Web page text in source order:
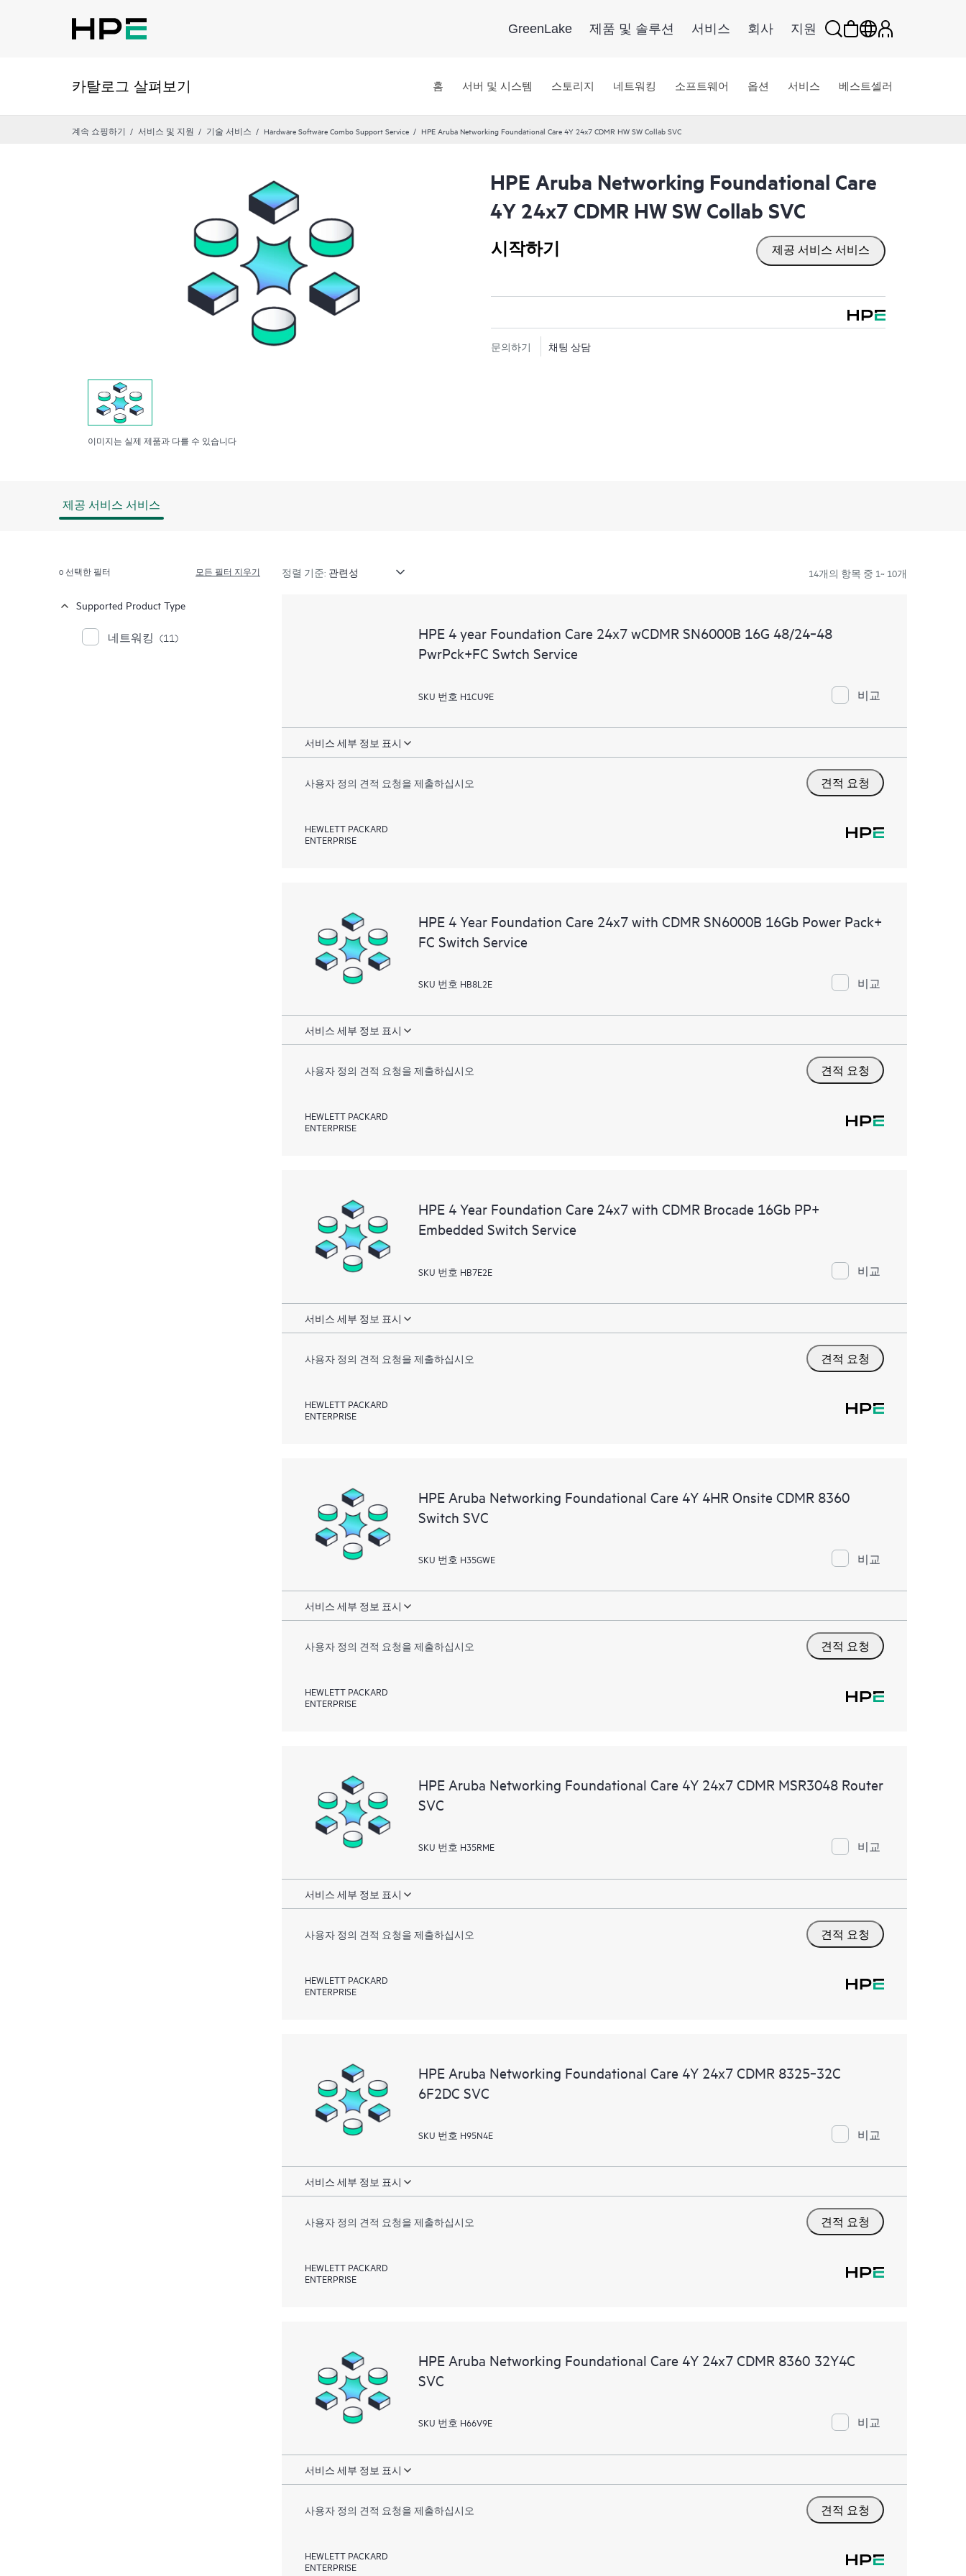
GreenLake 제품 및 솔루션 서비스 회사 지원
카탈로그 살펴보기 홈 서버 및 시스템 스토리지 네트워킹 소프트웨어 옵션 서비스 베스트셀러
계속 쇼핑하기 서비스 및 지원 기술 서비스 Hardware Software Combo Support Service HPE Aruba Networking Foundational Care 4Y 24x7 CDMR HW SW Collab SVC
이미지는 실제 제품과 다를 수 있습니다
HPE Aruba Networking Foundational Care
4Y 24x7 CDMR HW SW Collab SVC
시작하기 제공 서비스 서비스
문의하기 채팅 상담
제공 서비스 서비스
0선택한 필터 모든 필터 지우기
Supported Product Type
네트워킹 (11)
정렬 기준: 14개의 항목 중 1~ 10개
HPE 4 year Foundation Care 24x7 wCDMR SN6000B 16G 48/24‑48
PwrPck+FC Swtch Service
SKU 번호 H1CU9E 비교
서비스 세부 정보 표시
사용자 정의 견적 요청을 제출하십시오 견적 요청
HEWLETT PACKARD
ENTERPRISE
HPE 4 Year Foundation Care 24x7 with CDMR SN6000B 16Gb Power Pack+
FC Switch Service
SKU 번호 HB8L2E 비교
서비스 세부 정보 표시
사용자 정의 견적 요청을 제출하십시오 견적 요청
HEWLETT PACKARD
ENTERPRISE
HPE 4 Year Foundation Care 24x7 with CDMR Brocade 16Gb PP+
Embedded Switch Service
SKU 번호 HB7E2E 비교
서비스 세부 정보 표시
사용자 정의 견적 요청을 제출하십시오 견적 요청
HEWLETT PACKARD
ENTERPRISE
HPE Aruba Networking Foundational Care 4Y 4HR Onsite CDMR 8360
Switch SVC
SKU 번호 H35GWE 비교
서비스 세부 정보 표시
사용자 정의 견적 요청을 제출하십시오 견적 요청
HEWLETT PACKARD
ENTERPRISE
HPE Aruba Networking Foundational Care 4Y 24x7 CDMR MSR3048 Router
SVC
SKU 번호 H35RME 비교
서비스 세부 정보 표시
사용자 정의 견적 요청을 제출하십시오 견적 요청
HEWLETT PACKARD
ENTERPRISE
HPE Aruba Networking Foundational Care 4Y 24x7 CDMR 8325‑32C
6F2DC SVC
SKU 번호 H95N4E 비교
서비스 세부 정보 표시
사용자 정의 견적 요청을 제출하십시오 견적 요청
HEWLETT PACKARD
ENTERPRISE
HPE Aruba Networking Foundational Care 4Y 24x7 CDMR 8360 32Y4C
SVC
SKU 번호 H66V9E 비교
서비스 세부 정보 표시
사용자 정의 견적 요청을 제출하십시오 견적 요청
HEWLETT PACKARD
ENTERPRISE